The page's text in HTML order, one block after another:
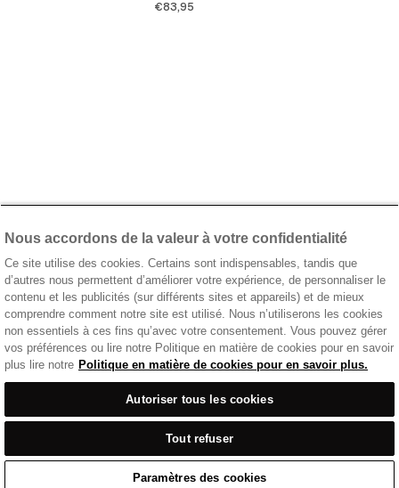
€83,95
Nous accordons de la valeur à votre confidentialité
Ce site utilise des cookies. Certains sont indispensables, tandis que
d’autres nous permettent d’améliorer votre expérience, de personnaliser le
contenu et les publicités (sur différents sites et appareils) et de mieux
comprendre comment notre site est utilisé. Nous n’utiliserons les cookies
non essentiels à ces fins qu’avec votre consentement. Vous pouvez gérer
vos préférences ou lire notre Politique en matière de cookies pour en savoir
plus lire notre Politique en matière de cookies pour en savoir plus.
Autoriser tous les cookies
Tout refuser
Paramètres des cookies